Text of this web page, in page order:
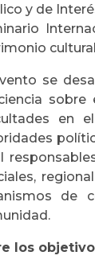
y de
se
en
de
los